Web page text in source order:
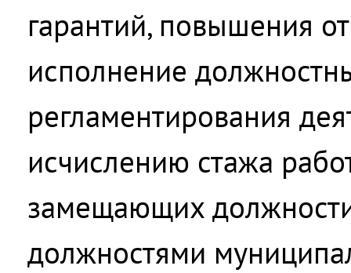
гарантий, повышения
исполнение
регламентирования
исчислению стажа
замещающих
должностями